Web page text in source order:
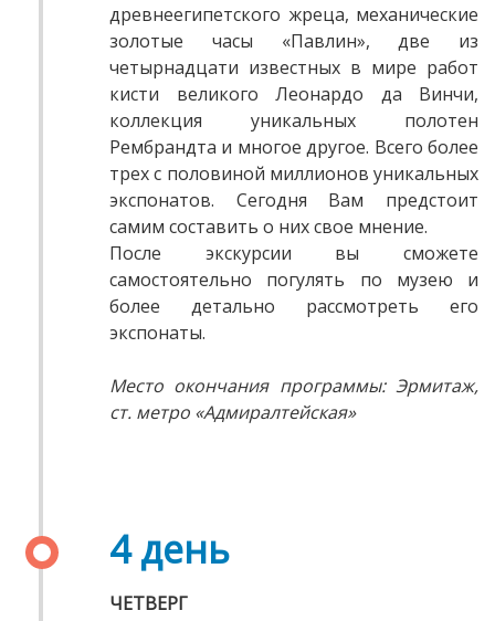
древнеегипетского жреца, механические
золотые часы «Павлин», две из
четырнадцати известных в мире работ
кисти великого Леонардо да Винчи,
коллекция уникальных полотен
Рембрандта и многое другое. Всего более
трех с половиной миллионов уникальных
экспонатов. Сегодня Вам предстоит
самим составить о них свое мнение.
После экскурсии вы сможете
самостоятельно погулять по музею и
более детально рассмотреть его
экспонаты.
Место окончания программы: Эрмитаж,
ст. метро «Адмиралтейская»
4 день
ЧЕТВЕРГ